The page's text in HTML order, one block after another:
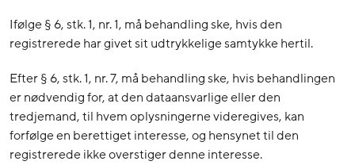
Ifølge § 6, stk. 1, nr. 1, må behandling ske, hvis den
registrerede har givet sit udtrykkelige samtykke hertil.
Efter § 6, stk. 1, nr. 7, må behandling ske, hvis behandlingen
er nødvendig for, at den dataansvarlige eller den
tredjemand, til hvem oplysningerne videregives, kan
forfølge en berettiget interesse, og hensynet til den
registrerede ikke overstiger denne interesse.